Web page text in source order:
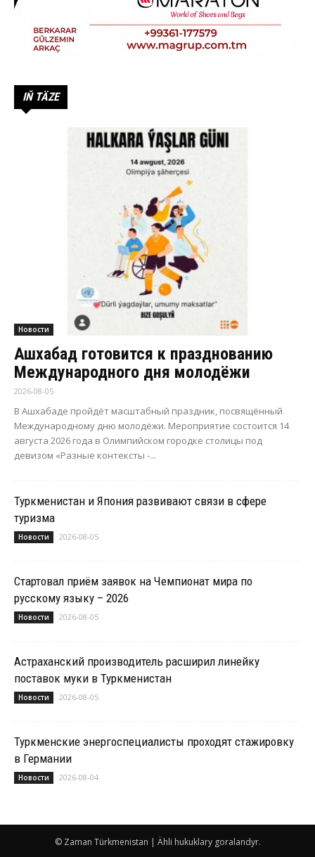
IŇ TÄZE
Новости
Ашхабад готовится к празднованию
Международного дня молодёжи
2026-08-05
В Ашхабаде пройдёт масштабный праздник, посвящённый
Международному дню молодёжи. Мероприятие состоится 14
августа 2026 года в Олимпийском городке столицы под
девизом «Разные контексты -...
Туркменистан и Япония развивают связи в сфере
туризма
Новости 2026-08-05
Стартовал приём заявок на Чемпионат мира по
русскому языку – 2026
Новости 2026-08-05
Астраханский производитель расширил линейку
поставок муки в Туркменистан
Новости 2026-08-05
Туркменские энергоспециалисты проходят стажировку
в Германии
Новости 2026-08-04
© Zaman Türkmenistan | Ähli hukuklary goralandyr.